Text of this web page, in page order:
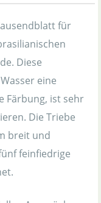
für
Diese
eine
Färbung, ist sehr
Die Triebe
breit und
feinfiedrige